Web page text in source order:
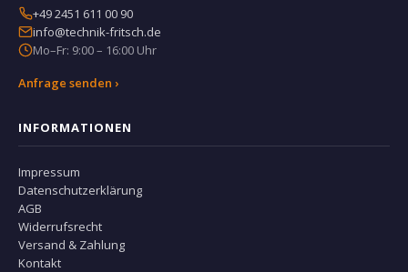
+49 2451 611 00 90
info@technik-fritsch.de
Mo–Fr: 9:00 – 16:00 Uhr
Anfrage senden ›
INFORMATIONEN
Impressum
Datenschutzerklärung
AGB
Widerrufsrecht
Versand & Zahlung
Kontakt